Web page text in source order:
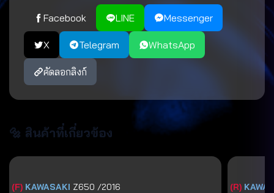
Facebook LINE Messenger
X Telegram WhatsApp
คัดลอกลิงก์
🔩 สินค้าที่เกี่ยวข้อง
(F) KAWASAKI Z650 /2016
(R)